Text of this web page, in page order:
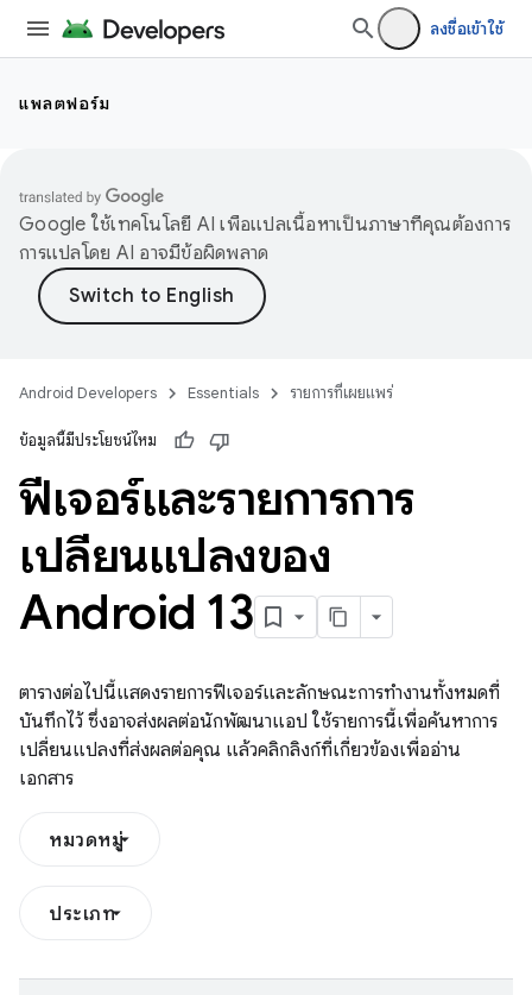
ลงชื่อเข้าใช้
แพลตฟอร์ม
Google ใช้เทคโนโลยี AI เพื่อแปลเนื้อหาเป็นภาษาที่คุณต้องการ
การแปลโดย AI อาจมีข้อผิดพลาด
Android Developers Essentials รายการที่เผยแพร่
ข้อมูลนี้มีประโยชน์ไหม
ฟีเจอร์และรายการการ
เปลี่ยนแปลงของ
Android 13
ตารางต่อไปนี้แสดงรายการฟีเจอร์และลักษณะการทำงานทั้งหมดที่
บันทึกไว้ ซึ่งอาจส่งผลต่อนักพัฒนาแอป ใช้รายการนี้เพื่อค้นหาการ
เปลี่ยนแปลงที่ส่งผลต่อคุณ แล้วคลิกลิงก์ที่เกี่ยวข้องเพื่ออ่าน
เอกสาร
หมวดหมู่
ประเภท